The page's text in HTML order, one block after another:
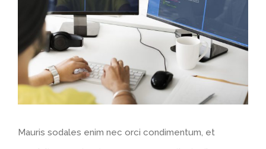
Mauris sodales enim nec orci condimentum, et